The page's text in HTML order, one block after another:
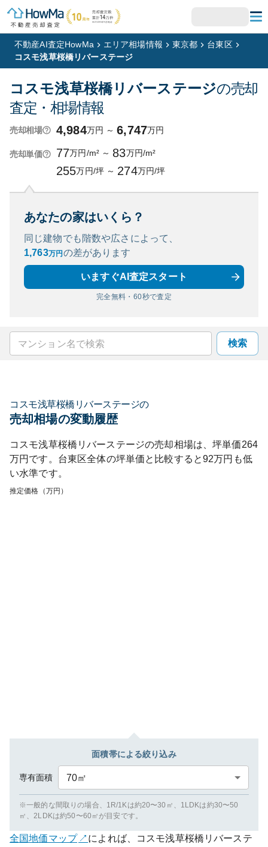
不動産AI査定HowMa エリア相場情報 東京都
台東区
コスモ浅草桜橋リバーステージ
コスモ浅草桜橋リバーステージの売却
査定・相場情報
売却相場 4,984万円 ～ 6,747万円
売却単価 77万円/m² ～ 83万円/m²
255万円/坪 ～ 274万円/坪
あなたの家はいくら？
同じ建物でも階数や広さによって、
1,763万円 の差があります
いますぐAI査定スタート
完全無料・60秒で査定
検索
コスモ浅草桜橋リバーステージの
売却相場の変動履歴
コスモ浅草桜橋リバーステージの売却相場は、坪単価264
万円です。 台東区全体の坪単価と比較すると92万円も低
い水準です。
推定価格（万円）
面積帯による絞り込み
専有面積 70㎡
※一般的な間取りの場合、1R/1Kは約20〜30㎡、1LDKは約30〜50
㎡、2LDKは約50〜60㎡が目安です。
全国地価マップ
によれば、コスモ浅草桜橋リバーステ